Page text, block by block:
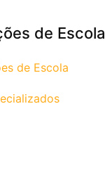
de Escola